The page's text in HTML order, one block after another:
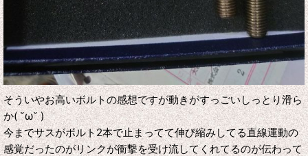
そういやお高いボルトの感想ですが動きがすっごいしっとり滑ら
か( ˘ω˘ )
今までサスがボルト2本で止まってて伸び縮みしてる直線運動の
感覚だったのがリンクが衝撃を受け流してくれてるのが伝わって